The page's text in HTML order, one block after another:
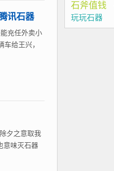
讯石器
充任外卖小
给王兴，
夕之意取我
意味灭石器
石斧值钱
玩玩石器